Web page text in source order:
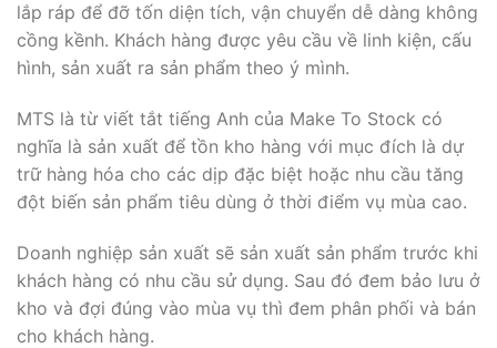
lắp ráp để đỡ tốn diện tích, vận chuyển dễ dàng không
cồng kềnh. Khách hàng được yêu cầu về linh kiện, cấu
hình, sản xuất ra sản phẩm theo ý mình.
MTS là từ viết tắt tiếng Anh của Make To Stock có
nghĩa là sản xuất để tồn kho hàng với mục đích là dự
trữ hàng hóa cho các dịp đặc biệt hoặc nhu cầu tăng
đột biến sản phẩm tiêu dùng ở thời điểm vụ mùa cao.
Doanh nghiệp sản xuất sẽ sản xuất sản phẩm trước khi
khách hàng có nhu cầu sử dụng. Sau đó đem bảo lưu ở
kho và đợi đúng vào mùa vụ thì đem phân phối và bán
cho khách hàng.